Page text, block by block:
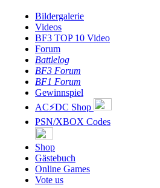
Bildergalerie
Videos
BF3 TOP 10 Video
Forum
Battlelog
BF3 Forum
BF1 Forum
Gewinnspiel
AC⚡DC Shop
PSN/XBOX Codes
Shop
Gästebuch
Online Games
Vote us